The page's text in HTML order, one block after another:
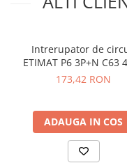
Intrerupator de
ETIMAT P6 3P+N C63
AC 6kA ETI 001900436
173,42 RON
ADAUGA IN COS